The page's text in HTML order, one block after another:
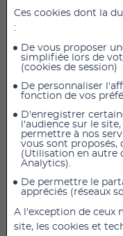
25,50 €HT
Le SISSEL
Freeman classique
idéal pour améliorer
de renforcer la
À quoi sert le
Ces cookies dont la
:
De vous proposer
simplifiée lors de
(cookies de session)
De personnaliser
fonction de vos
D'enregistrer
l'audience sur le
permettre à nos
vous sont proposés,
(Utilisation en autre
Analytics).
De permettre le
appréciés (réseaux
A l'exception de ceux
site, les cookies et